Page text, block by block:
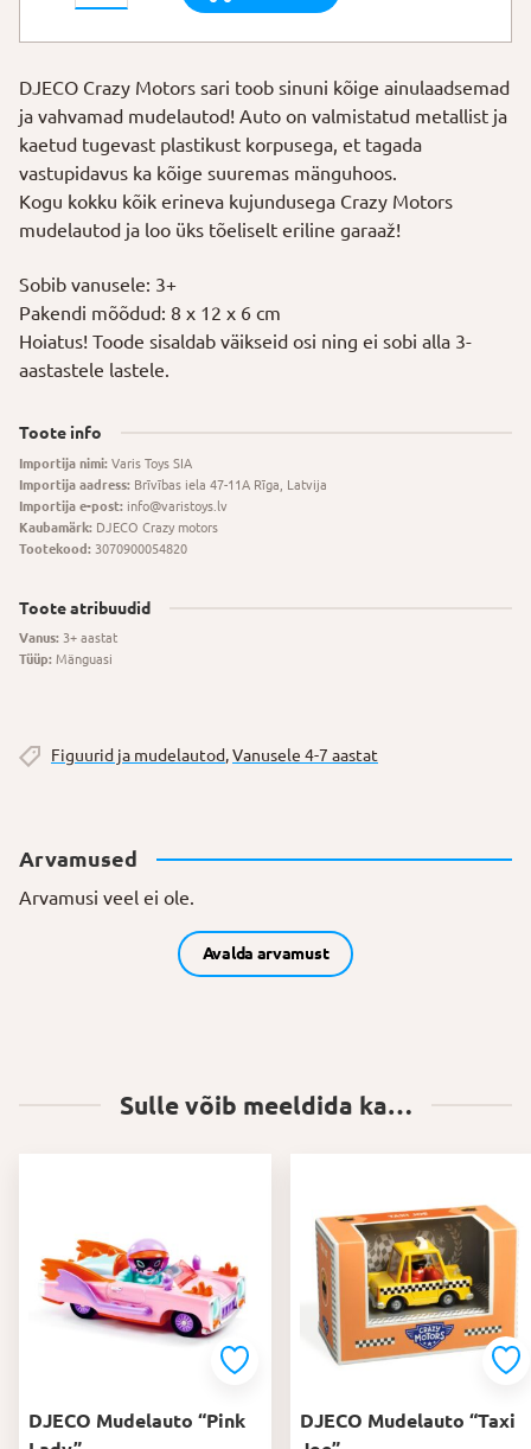
Mudelauto
"Electro
kogus
DJECO Crazy Motors sari toob sinuni kõige ainulaadsemad
ja vahvamad mudelautod! Auto on valmistatud metallist ja
kaetud tugevast plastikust korpusega, et tagada
vastupidavus ka kõige suuremas mänguhoos.
Kogu kokku kõik erineva kujundusega Crazy Motors
mudelautod ja loo üks tõeliselt eriline garaaž!
Sobib vanusele: 3+
Pakendi mõõdud: 8 x 12 x 6 cm
Hoiatus! Toode sisaldab väikseid osi ning ei sobi alla 3-
aastastele lastele.
Toote info
Importija nimi: Varis Toys SIA
Importija aadress: Brīvības iela 47-11A Rīga, Latvija
Importija e-post: info@varistoys.lv
Kaubamärk: DJECO Crazy motors
Tootekood: 3070900054820
Toote atribuudid
Vanus: 3+ aastat
Tüüp: Mänguasi
Figuurid ja mudelautod,Vanusele 4-7 aastat
Arvamused
Arvamusi veel ei ole.
Avalda arvamust
Sulle võib meeldida ka…
DJECO Mudelauto “Pink
DJECO Mudelauto “Taxi